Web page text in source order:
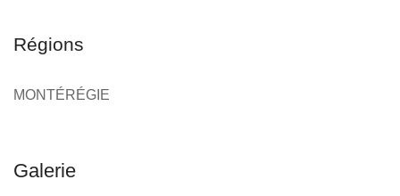
Régions
MONTÉRÉGIE